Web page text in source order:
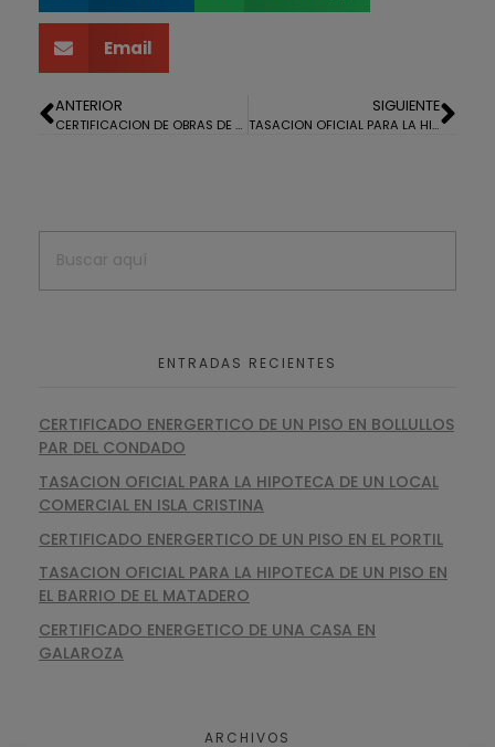
Email
ANTERIOR
CERTIFICACION DE OBRAS DE DOS VIVIENDAS EN CONSTRUCCIÓN EN LA MONACILLA
SIGUIENTE
TASACION OFICIAL PARA LA HIPOTECA DE UNA CASA EN AYAMONTE
ENTRADAS RECIENTES
CERTIFICADO ENERGERTICO DE UN PISO EN BOLLULLOS
PAR DEL CONDADO
TASACION OFICIAL PARA LA HIPOTECA DE UN LOCAL
COMERCIAL EN ISLA CRISTINA
CERTIFICADO ENERGERTICO DE UN PISO EN EL PORTIL
TASACION OFICIAL PARA LA HIPOTECA DE UN PISO EN
EL BARRIO DE EL MATADERO
CERTIFICADO ENERGETICO DE UNA CASA EN
GALAROZA
ARCHIVOS